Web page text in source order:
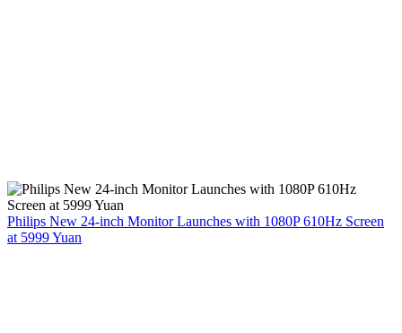
Philips New 24-inch Monitor Launches with 1080P 610Hz Screen
at 5999 Yuan